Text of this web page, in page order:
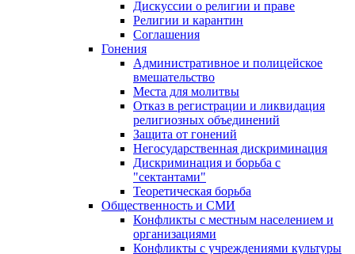
Дискуссии о религии и праве
Религии и карантин
Соглашения
Гонения
Административное и полицейское
вмешательство
Места для молитвы
Отказ в регистрации и ликвидация
религиозных объединений
Защита от гонений
Негосударственная дискриминация
Дискриминация и борьба с
"сектантами"
Теоретическая борьба
Общественность и СМИ
Конфликты с местным населением и
организациями
Конфликты с учреждениями культуры